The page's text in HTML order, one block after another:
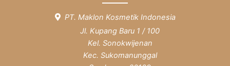
PT. Maklon Kosmetik Indonesia
Jl. Kupang Baru 1 / 100
Kel. Sonokwijenan
Kec. Sukomanunggal